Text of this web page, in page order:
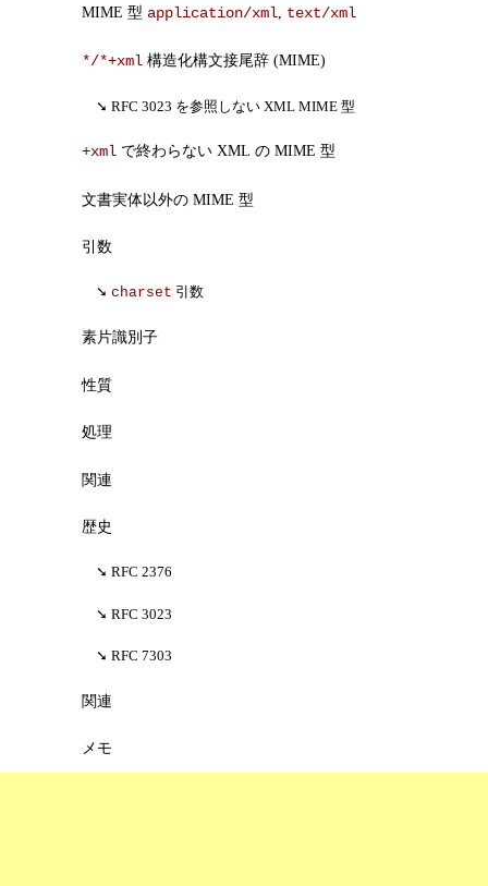
MIME 型 application/xml text/xml
*/*+xml 構造化構文接尾辞 (MIME)
RFC 3023 を参照しない XML MIME 型
+xmlで終わらない XML の MIME 型
文書実体以外の MIME 型
引数
charset 引数
素片識別子
性質
処理
関連
歴史
RFC 2376
RFC 3023
RFC 7303
関連
メモ